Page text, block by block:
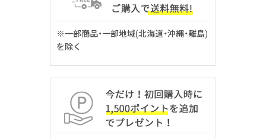
※一部商品・一部地域(北海道・沖縄・離島)
を除く